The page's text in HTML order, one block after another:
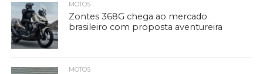
MOTOS
Zontes 368G chega ao mercado
brasileiro com proposta aventureira
MOTOS